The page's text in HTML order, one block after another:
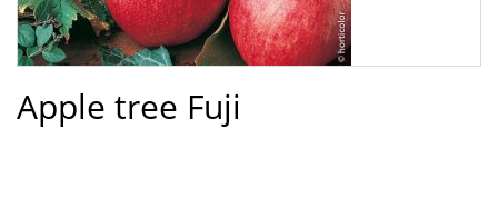
Apple tree Fuji